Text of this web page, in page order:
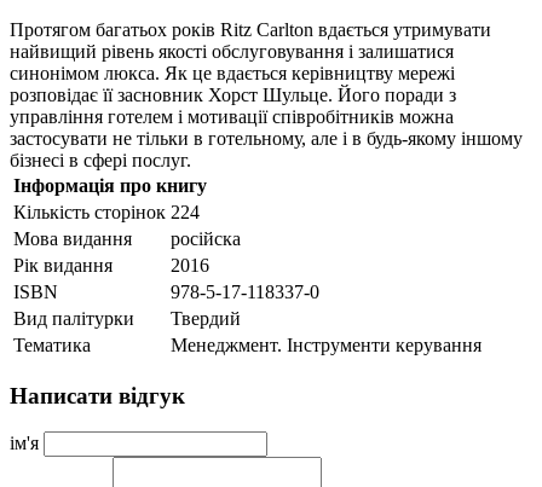
Протягом багатьох років Ritz Carlton вдається утримувати
найвищий рівень якості обслуговування і залишатися
синонімом люкса. Як це вдається керівництву мережі
розповідає її засновник Хорст Шульце. Його поради з
управління готелем і мотивації співробітників можна
застосувати не тільки в готельному, але і в будь-якому іншому
бізнесі в сфері послуг.
Інформація про книгу
Кількість сторінок 224
Мова видання
російска
Рік видання
2016
ISBN
978-5-17-118337-0
Вид палітурки
Твердий
Тематика
Менеджмент. Інструменти керування
Написати відгук
ім'я